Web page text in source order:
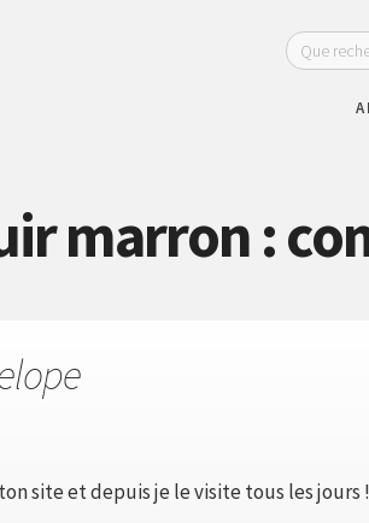
marron :
site et depuis je le visite tous les jours !